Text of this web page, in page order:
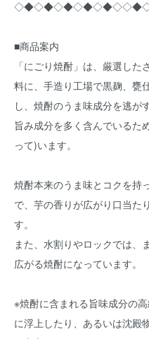
■商品案内
「にごり焼酎」は、厳選し
料に、手造り工場で黒麹、甕
し、焼酎のうま味成分を逃が
旨み成分を多く含んでいるた
って)います。
焼酎本来のうま味とコクを持
で、芋の香りが広がり口当た
す。
また、水割りやロックでは、
広がる焼酎になっています。
※焼酎に含まれる旨味成分の
に浮上したり、あるいは沈殿